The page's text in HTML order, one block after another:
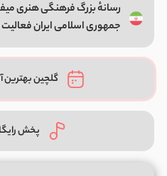
رسانهٔ بزرگ فرهنگی هنری
جمهوری اسلامی ایران
گلچین
پخش